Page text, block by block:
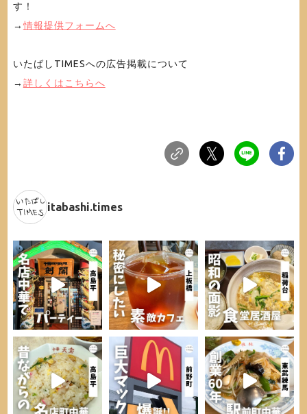
す！
→情報提供フォームへ
いたばしTIMESへの広告掲載について
→ 詳しくはこちらへ
itabashi.times